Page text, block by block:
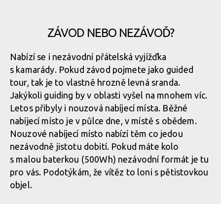
Report: ALLAROUND 2024 - třídenní etapák z Aosty do Aosty -
7600 metrů z kopce na 160 km
Report: ALLAROUND 2024 - třídenní etapák z Aosty do Aosty -
7600 metrů z kopce na 160 km
Report: ALLAROUND 2024 - třídenní etapák z Aosty do Aosty -
7600 metrů z kopce na 160 km
Report: ALLAROUND 2024 - třídenní etapák z Aosty do Aosty -
7600 metrů z kopce na 160 km
Report: ALLAROUND 2024 - třídenní etapák z Aosty do Aosty -
7600 metrů z kopce na 160 km
ZÁVOD NEBO NEZÁVOĎ?
Nabízí se i nezávodní přátelská vyjížďka
s kamarády. Pokud závod pojmete jako guided
tour, tak je to vlastně hrozně levná sranda.
Jakýkoli guiding by v oblasti vyšel na mnohem víc.
Letos přibyly i nouzová nabíjecí místa. Běžné
nabíjecí místo je v půlce dne, v místě s obědem.
Nouzové nabíjecí místo nabízí těm co jedou
nezávodně jistotu dobití. Pokud máte kolo
s malou baterkou (500Wh) nezávodní formát je tu
pro vás. Podotýkám, že vítěz to loni s pětistovkou
objel.